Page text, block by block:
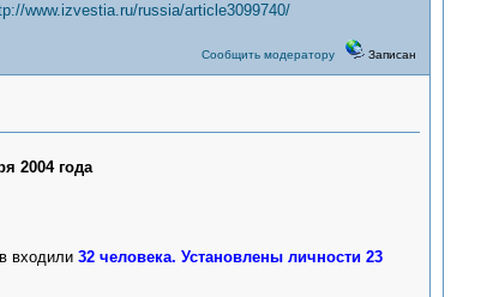
www.izvestia.ru/russia/article3099740/
Сообщить модератору Записан
2004 года
входили 32 человека. Установлены личности 23